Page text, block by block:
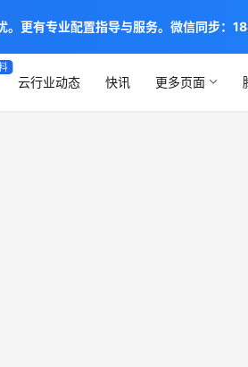
。更有专业配置指导与服务。微信同步
云行业动态 快讯 更多页面